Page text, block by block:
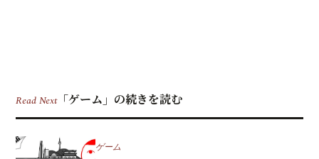
Read Next「ゲーム」の続きを読む
ゲーム